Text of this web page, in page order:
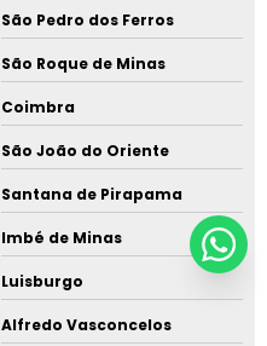
São Pedro dos Ferros
São Roque de Minas
Coimbra
São João do Oriente
Santana de Pirapama
Imbé de Minas
Luisburgo
Alfredo Vasconcelos